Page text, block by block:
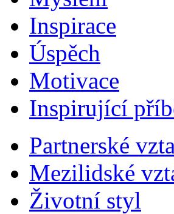
Inspirace
Úspěch
Motivace
Inspirující
Partnerské
Mezilidské
Životní styl